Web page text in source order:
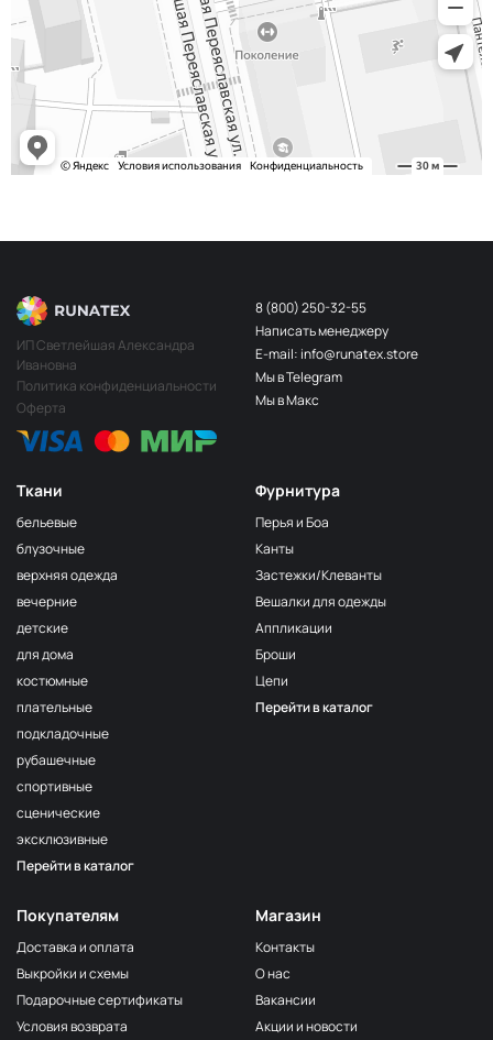
Ткани
бельевые
блузочные
верхняя одежда
вечерние
детские
для дома
костюмные
плательные
подкладочные
рубашечные
спортивные
сценические
эксклюзивные
Перейти в каталог
Фурнитура
Перья и Боа
Канты
Застежки/Клеванты
Вешалки для одежды
Аппликации
Броши
Цепи
Перейти в каталог
Покупателям
Доставка и оплата
Выкройки и схемы
Подарочные сертификаты
Условия возврата
Магазин
Контакты
О нас
Вакансии
Акции и новости
ИП Светлейшая Александра
Ивановна
Политика конфиденциальности
Оферта
8 (800) 250-32-55
Написать менеджеру
E-mail: info@runatex.store
Мы в Telegram
Мы в Макс